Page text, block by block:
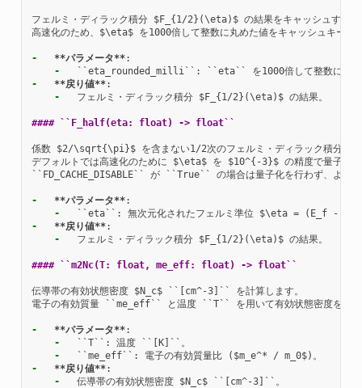
フェルミ・ディラック積分 $F_{1/2}(\eta)$ の結果をキャッシュする内
高速化のため、$\eta$ を1000倍して整数に丸めた値をキャッシュキーと
- **パラメータ**
-
-
**戻り値**
-
  フェルミ・ディラック積分 $F_{1/2}(\eta)$ の結果。
#### ``F_half(eta: float) -> float``
係数 $2/\sqrt{\pi}$ を含まない1/2次のフェルミ・ディラック積分を計
デフォルトでは高速化のために $\eta$ を $10^{-3}$ の精度で量子化し
``FD_CACHE_DISABLE`` が ``True`` の場合は量子化を行わず、より正
- **パラメータ**
-
  ``eta``: 無次元化されたフェルミ準位 $\eta = (E_f - E
-
**戻り値**
-
  フェルミ・ディラック積分 $F_{1/2}(\eta)$ の結果。
#### ``m2Nc(T: float, me_eff: float) -> float``
伝導帯の有効状態密度 $N_c$ ``[cm^-3]`` を計算します。
電子の有効質量 ``me_eff`` と温度 ``T`` を用いて有効状態密度を
- **パラメータ**
-
-
-
**戻り値**
-
  伝導帯の有効状態密度 $N_c$ ``[cm^-3]``。